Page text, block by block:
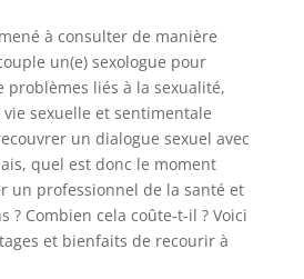
à consulter de manière
un(e) sexologue pour
problèmes liés à la sexualité,
sexuelle et sentimentale
un dialogue sexuel avec
quel est donc le moment
un professionnel de la santé et
? Combien cela coûte-t-il ? Voici
et bienfaits de recourir à